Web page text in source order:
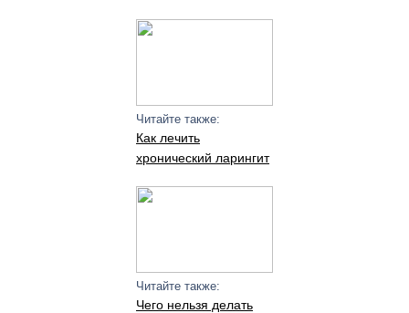
Читайте также:
Как лечить
хронический ларингит
Читайте также:
Чего нельзя делать